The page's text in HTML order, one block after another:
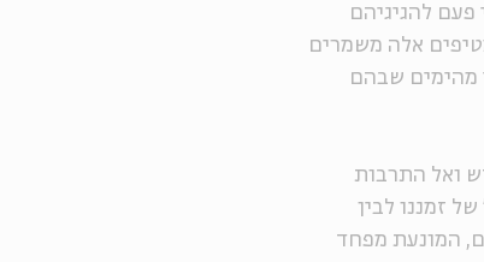
פעם להגיגיהם
אלה משמרים
מהימים שבהם
ואל התרבות
זמננו לבין
המונעת מפחד